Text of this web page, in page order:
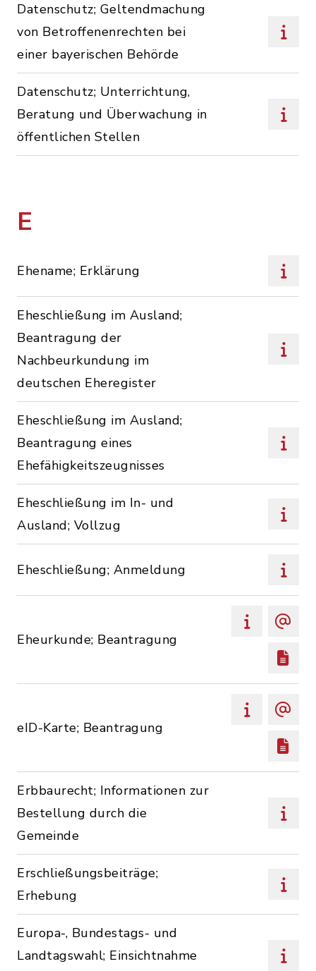
Datenschutz; Geltendmachung
von Betroffenenrechten bei
einer bayerischen Behörde
Datenschutz; Unterrichtung,
Beratung und Überwachung in
öffentlichen Stellen
E
Ehename; Erklärung
Eheschließung im Ausland;
Beantragung der
Nachbeurkundung im
deutschen Eheregister
Eheschließung im Ausland;
Beantragung eines
Ehefähigkeitszeugnisses
Eheschließung im In- und
Ausland; Vollzug
Eheschließung; Anmeldung
Eheurkunde; Beantragung
eID-Karte; Beantragung
Erbbaurecht; Informationen zur
Bestellung durch die
Gemeinde
Erschließungsbeiträge;
Erhebung
Europa-, Bundestags- und
Landtagswahl; Einsichtnahme